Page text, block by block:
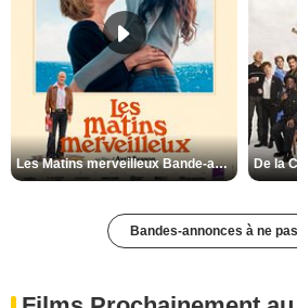
Les Matins merveilleux Bande-annonce VF
Bandes-annonces à ne